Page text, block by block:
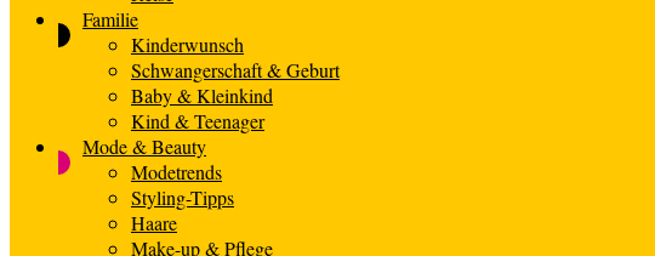
Familie
Kinderwunsch
Schwangerschaft & Geburt
Baby & Kleinkind
Kind & Teenager
Mode & Beauty
Modetrends
Styling-Tipps
Haare
Make-up & Pflege